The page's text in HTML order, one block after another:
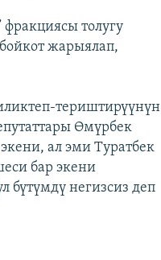
фракциясы толугу
жарыялап,
териштирүүнүн
Өмүрбек
ал эми Туратбек
бар экени
бүтүмдү негизсиз деп